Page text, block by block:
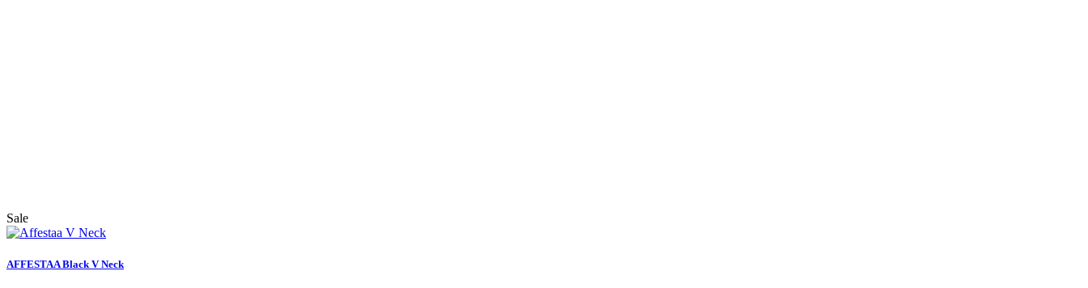
Sale
AFFESTAA Black V Neck